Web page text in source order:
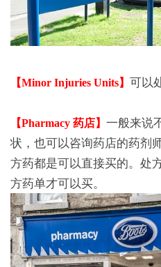
【Minor Injuries Units】 可以
【Pharmacy 药店】 一般来说
状，也可以咨询药店的药剂
方药都是可以直接买的。处
方药单才可以买。